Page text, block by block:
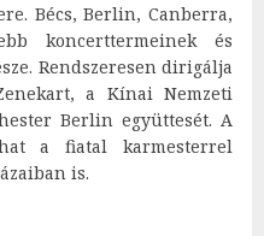
Bécs, Berlin, Canberra,
koncerttermeinek és
Rendszeresen dirigálja
a Kínai Nemzeti
Berlin együttesét. A
a fiatal karmesterrel
is.